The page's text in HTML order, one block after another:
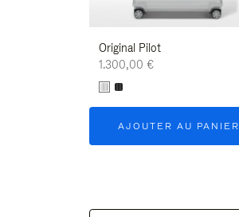
Original Pilot
1.300,00 €
AJOUTER AU PANIER